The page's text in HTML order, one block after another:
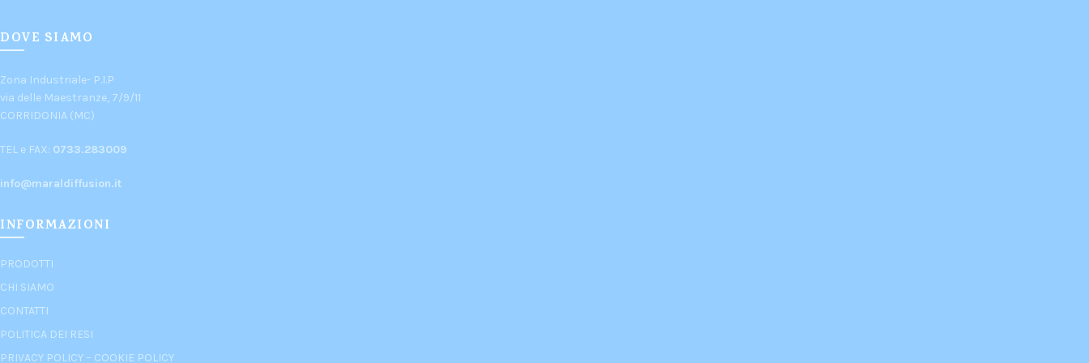
DOVE SIAMO
Zona Industriale- P.I.P
via delle Maestranze, 7/9/11
CORRIDONIA (MC)
TEL e FAX: 0733.283009
info@maraldiffusion.it
INFORMAZIONI
PRODOTTI
CHI SIAMO
CONTATTI
POLITICA DEI RESI
PRIVACY POLICY – COOKIE POLICY